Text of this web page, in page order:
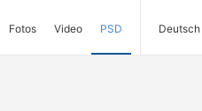
Fotos Video PSD Deutsch